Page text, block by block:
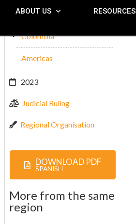
ABOUT US RESOURCES
Colombia
Americas
2023
Judicial Ruling
Regional Organisation
DOWNLOAD PDF
SPANISH
More from the same
region